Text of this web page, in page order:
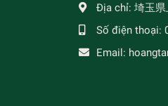
Địa chỉ: 埼玉
Số điện thoại:
Email: